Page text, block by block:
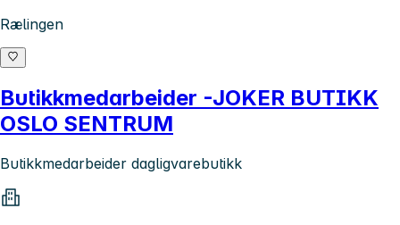
Rælingen
Butikkmedarbeider -JOKER BUTIKK
OSLO SENTRUM
Butikkmedarbeider dagligvarebutikk